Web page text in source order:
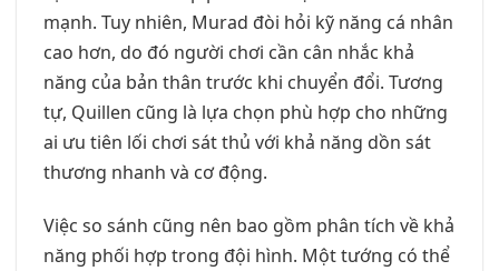
mạnh. Tuy nhiên, Murad đòi hỏi kỹ năng cá nhân
cao hơn, do đó người chơi cần cân nhắc khả
năng của bản thân trước khi chuyển đổi. Tương
tự, Quillen cũng là lựa chọn phù hợp cho những
ai ưu tiên lối chơi sát thủ với khả năng dồn sát
thương nhanh và cơ động.
Việc so sánh cũng nên bao gồm phân tích về khả
năng phối hợp trong đội hình. Một tướng có thể